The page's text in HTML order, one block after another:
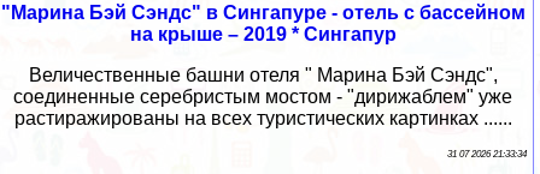
"Марина Бэй Сэндс" в Сингапуре - отель с бассейном
на крыше – 2019 * Сингапур
Величественные башни отеля " Марина Бэй Сэндс",
соединенные серебристым мостом - "дирижаблем" уже
растиражированы на всех туристических картинках ......
31 07 2026 21:33:34